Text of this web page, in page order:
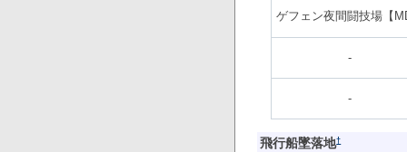
ゲフェン夜間闘技場【
-
-
飛行船墜落地†